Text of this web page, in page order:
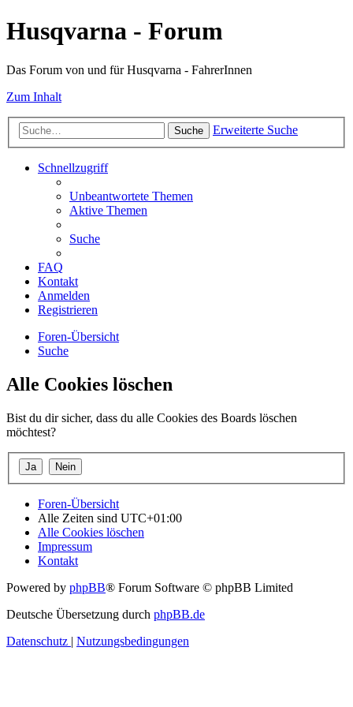
Husqvarna - Forum
Das Forum von und für Husqvarna - FahrerInnen
Zum Inhalt
Suche Erweiterte Suche
Schnellzugriff
Unbeantwortete Themen
Aktive Themen
Suche
FAQ
Kontakt
Anmelden
Registrieren
Foren-Übersicht
Suche
Alle Cookies löschen
Bist du dir sicher, dass du alle Cookies des Boards löschen
möchtest?
Foren-Übersicht
Alle Zeiten sind UTC+01:00
Alle Cookies löschen
Impressum
Kontakt
Powered by phpBB® Forum Software © phpBB Limited
Deutsche Übersetzung durch phpBB.de
Datenschutz | Nutzungsbedingungen